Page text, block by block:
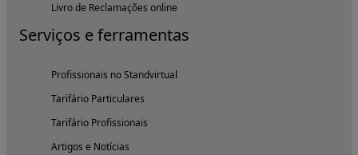
Livro de Reclamações online
Serviços e ferramentas
Profissionais no Standvirtual
Tarifário Particulares
Tarifário Profissionais
Artigos e Notícias